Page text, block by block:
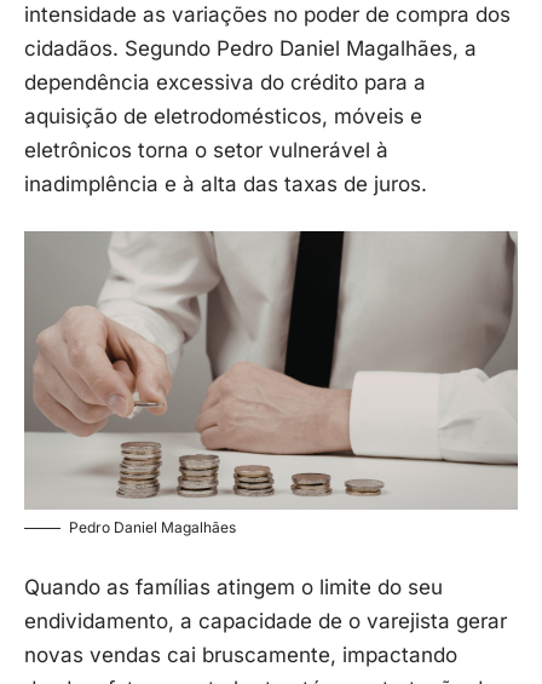
intensidade as variações no poder de compra dos
cidadãos. Segundo Pedro Daniel Magalhães, a
dependência excessiva do crédito para a
aquisição de eletrodomésticos, móveis e
eletrônicos torna o setor vulnerável à
inadimplência e à alta das taxas de juros.
Pedro Daniel Magalhães
Quando as famílias atingem o limite do seu
endividamento, a capacidade de o varejista gerar
novas vendas cai bruscamente, impactando